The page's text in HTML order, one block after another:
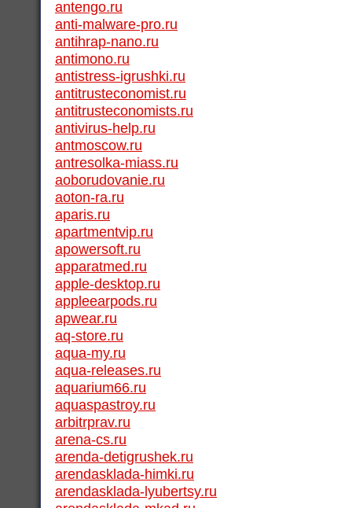
antengo.ru
anti-malware-pro.ru
antihrap-nano.ru
antimono.ru
antistress-igrushki.ru
antitrusteconomist.ru
antitrusteconomists.ru
antivirus-help.ru
antmoscow.ru
antresolka-miass.ru
aoborudovanie.ru
aoton-ra.ru
aparis.ru
apartmentvip.ru
apowersoft.ru
apparatmed.ru
apple-desktop.ru
appleearpods.ru
apwear.ru
aq-store.ru
aqua-my.ru
aqua-releases.ru
aquarium66.ru
aquaspastroy.ru
arbitrprav.ru
arena-cs.ru
arenda-detigrushek.ru
arendasklada-himki.ru
arendasklada-lyubertsy.ru